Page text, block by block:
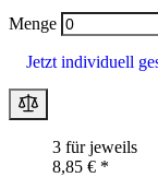
Menge
Jetzt individuell
3 für jeweils
8,85 € *